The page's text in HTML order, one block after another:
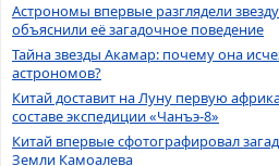
Астрономы впервые разглядели
объяснили её загадочное поведение
Тайна звезды Акамар: почему она
астрономов?
Китай доставит на Луну первую
составе экспедиции «Чанъэ-8»
Китай впервые сфотографировал
Земли Камоалева